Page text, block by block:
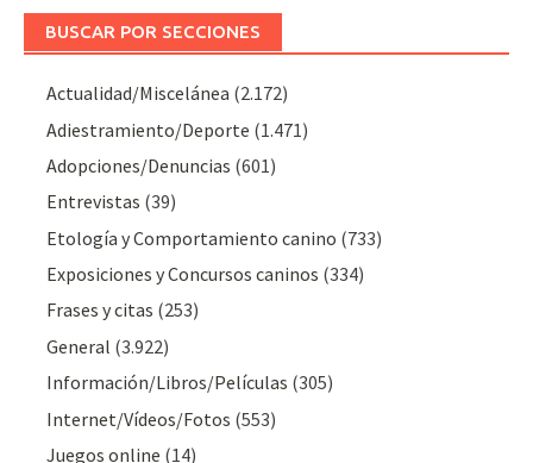
BUSCAR POR SECCIONES
Actualidad/Miscelánea (2.172)
Adiestramiento/Deporte (1.471)
Adopciones/Denuncias (601)
Entrevistas (39)
Etología y Comportamiento canino (733)
Exposiciones y Concursos caninos (334)
Frases y citas (253)
General (3.922)
Información/Libros/Películas (305)
Internet/Vídeos/Fotos (553)
Juegos online (14)